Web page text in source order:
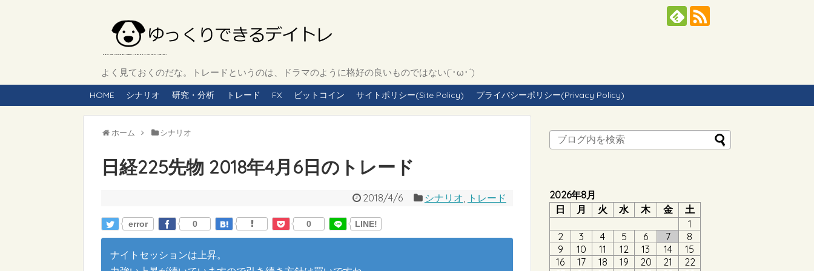
よく見ておくのだな。トレードというのは、ドラマのように格好の良いものではない(`･ω･´)
HOME シナリオ 研究・分析 トレード FX ビットコイン サイトポリシー(Site Policy) プライバシーポリシー(Privacy Policy)
ホーム シナリオ
日経225先物 2018年4月6日のトレード
2018/4/6 シナリオ, トレード
error 0 0 LINE!
ナイトセッションは上昇。
2026年8月
日
月 火 水 木 金
土
1
2
3 4 5 6 7
8
9
10 11 12 13 14
15
16
17 18 19 20 21
22